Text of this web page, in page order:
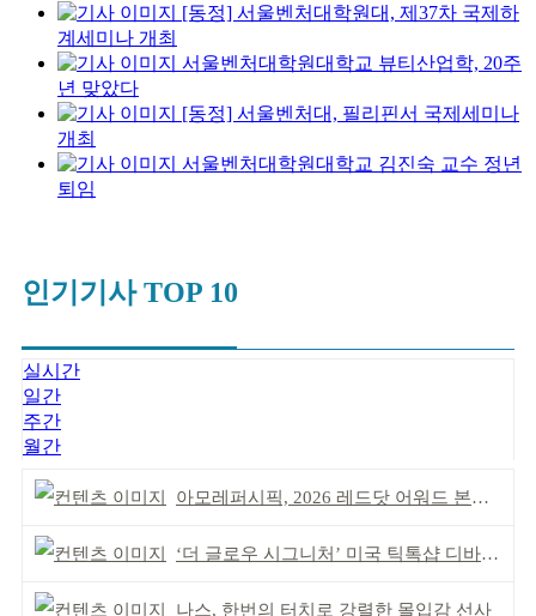
[동정] 서울벤처대학원대, 제37차 국제하
계세미나 개최
서울벤처대학원대학교 뷰티산업학, 20주
년 맞았다
[동정] 서울벤처대, 필리핀서 국제세미나
개최
서울벤처대학원대학교 김진숙 교수 정년
퇴임
인기기사 TOP 10
실시간
일간
주간
월간
아모레퍼시픽, 2026 레드닷 어워드 본상 2개 수상
‘더 글로우 시그니처’ 미국 틱톡샵 디바이스 부문 1위
나스, 한번의 터치로 강렬한 몰입감 선사